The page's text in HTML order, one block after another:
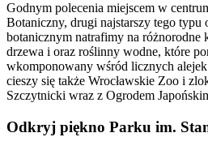
Godnym polecenia miejscem w
Botaniczny, drugi najstarszy tego
botanicznym natrafimy na różnorodne
drzewa i oraz roślinny wodne, które
wkomponowany wśród licznych
cieszy się także Wrocławskie Zoo i
Szczytnicki wraz z Ogrodem
Odkryj piękno Parku im.